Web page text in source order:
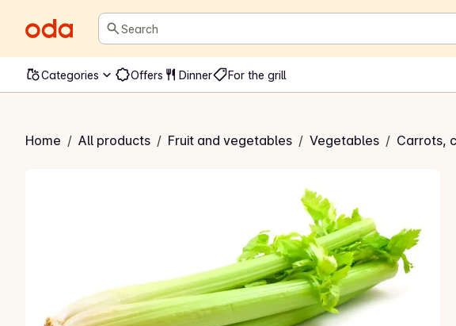
Search
Categories Offers Dinner For the grill
Home / All products / Fruit and vegetables / Vegetables / Carrots,
Stangselleri